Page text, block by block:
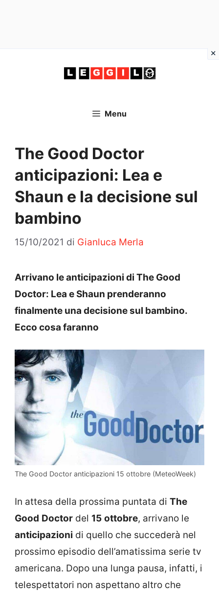
Menu
The Good Doctor
anticipazioni: Lea e
Shaun e la decisione sul
bambino
15/10/2021 di Gianluca Merla
Arrivano le anticipazioni di The Good
Doctor: Lea e Shaun prenderanno
finalmente una decisione sul bambino.
Ecco cosa faranno
The Good Doctor anticipazioni 15 ottobre (MeteoWeek)
In attesa della prossima puntata di The
Good Doctor del 15 ottobre, arrivano le
anticipazioni di quello che succederà nel
prossimo episodio dell’amatissima serie tv
americana. Dopo una lunga pausa, infatti, i
telespettatori non aspettano altro che